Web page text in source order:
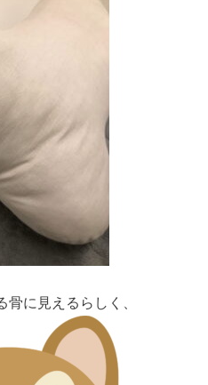
に見えるらしく、